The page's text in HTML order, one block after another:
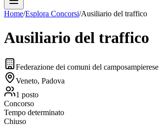
Home/Esplora Concorsi/Ausiliario del traffico
Ausiliario del traffico
Federazione dei comuni del camposampierese
Veneto, Padova
1 posto
Concorso
Tempo determinato
Chiuso